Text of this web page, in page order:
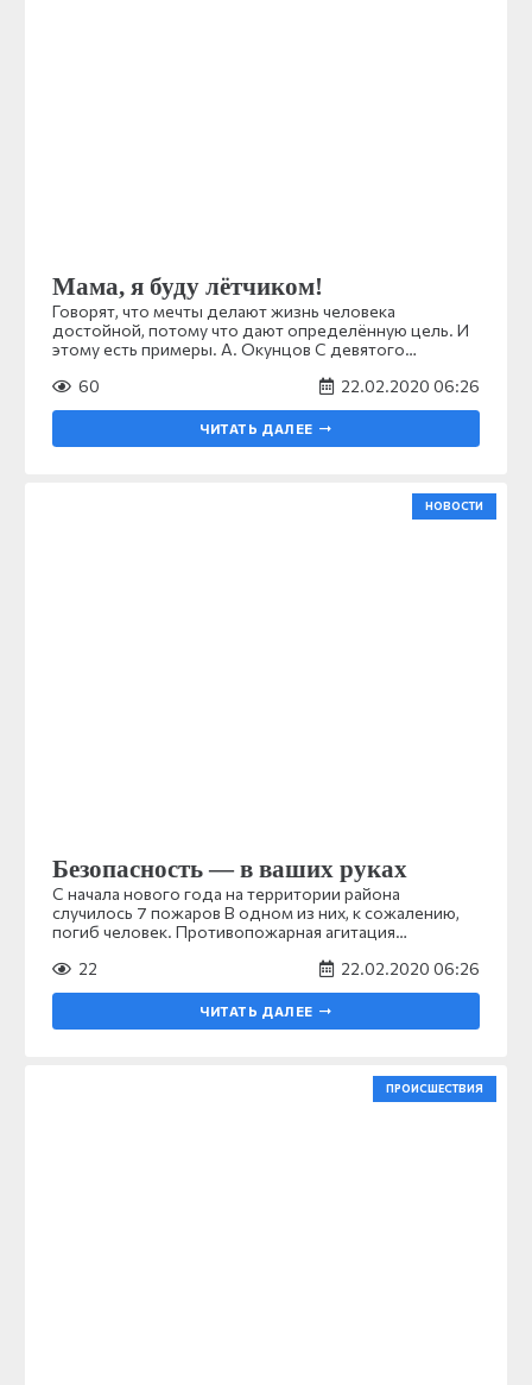
Мама, я буду лётчиком!
Говорят, что мечты делают жизнь человека
достойной, потому что дают определённую цель. И
этому есть примеры. А. Окунцов С девятого…
60
22.02.2020 06:26
ЧИТАТЬ ДАЛЕЕ
НОВОСТИ
Безопасность — в ваших руках
С начала нового года на территории района
случилось 7 пожаров В одном из них, к сожалению,
погиб человек. Противопожарная агитация…
22
22.02.2020 06:26
ЧИТАТЬ ДАЛЕЕ
ПРОИСШЕСТВИЯ